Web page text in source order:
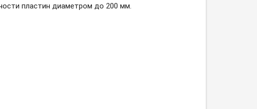
пластин диаметром до 200 мм.